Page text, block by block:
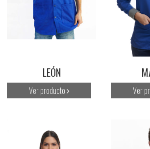
LEÓN
Ver producto Ver